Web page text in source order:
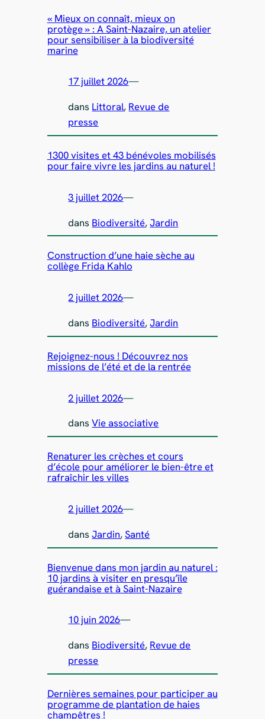
« Mieux on connaît, mieux on
protège » : A Saint-Nazaire, un atelier
pour sensibiliser à la biodiversité
marine
17 juillet 2026—
dans Littoral, Revue de
presse
1300 visites et 43 bénévoles mobilisés
pour faire vivre les jardins au naturel !
3 juillet 2026—
dans Biodiversité, Jardin
Construction d’une haie sèche au
collège Frida Kahlo
2 juillet 2026—
dans Biodiversité, Jardin
Rejoignez-nous ! Découvrez nos
missions de l’été et de la rentrée
2 juillet 2026—
dansVie associative
Renaturer les crèches et cours
d’école pour améliorer le bien-être et
rafraîchir les villes
2 juillet 2026—
dansJardin, Santé
Bienvenue dans mon jardin au naturel :
10 jardins à visiter en presqu’île
guérandaise et à Saint-Nazaire
10 juin 2026—
dans Biodiversité, Revue de
presse
Dernières semaines pour participer au
programme de plantation de haies
champêtres !